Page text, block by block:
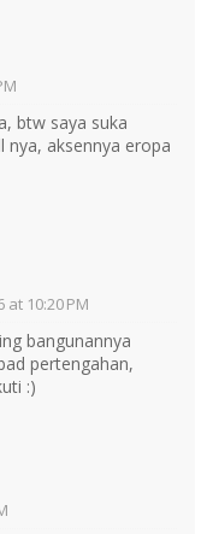
btw saya suka
nya, aksennya eropa
at 10:20 PM
bangunannya
pertengahan,
:)